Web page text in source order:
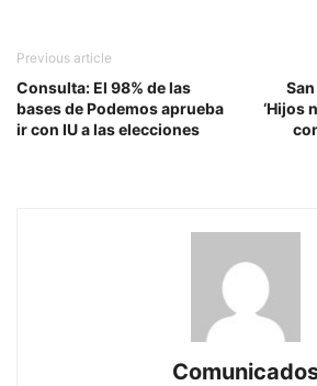
Previous article
Consulta: El 98% de las
bases de Podemos aprueba
ir con IU a las elecciones
‘Hijos